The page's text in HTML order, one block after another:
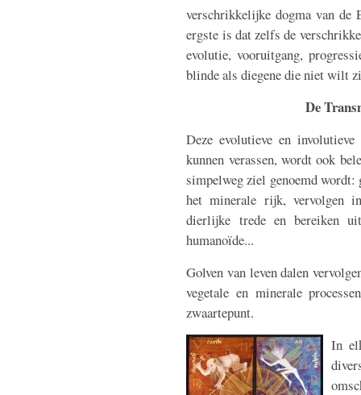
verschrikkelijke dogma van
ergste is dat zelfs de
evolutie, vooruitgang,
blinde als diegene die niet wilt
De
Deze evolutieve en
kunnen verassen, wordt ook
simpelweg ziel genoemd wordt:
het minerale rijk, vervolgen
dierlijke trede en bereiken
humanoïde...
Golven van leven dalen
vegetale en minerale
zwaartepunt.
In